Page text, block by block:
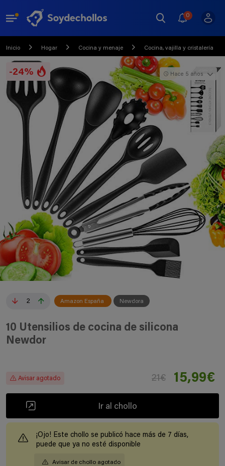
0
Inicio Hogar Cocina y menaje Cocina, vajilla y cristalería
-24%
2 Amazon España Newdora
Hace 5 años
10 Utensilios de cocina de silicona
Newdor
Avisar agotado 21€ 15,99€
Ir al chollo
¡Ojo! Este chollo se publicó hace más de 7 días,
puede que ya no esté disponible
Avisar de chollo agotado